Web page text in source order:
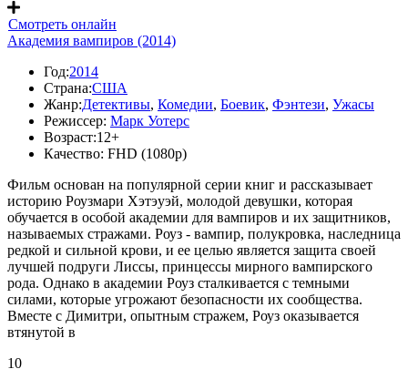
Смотреть онлайн
Академия вампиров (2014)
Год:2014
Страна:США
Жанр:Детективы, Комедии, Боевик, Фэнтези, Ужасы
Режиссер: Марк Уотерс
Возраст:12+
Качество: FHD (1080p)
Фильм основан на популярной серии книг и рассказывает
историю Роузмари Хэтэуэй, молодой девушки, которая
обучается в особой академии для вампиров и их защитников,
называемых стражами. Роуз - вампир, полукровка, наследница
редкой и сильной крови, и ее целью является защита своей
лучшей подруги Лиссы, принцессы мирного вампирского
рода. Однако в академии Роуз сталкивается с темными
силами, которые угрожают безопасности их сообщества.
Вместе с Димитри, опытным стражем, Роуз оказывается
втянутой в
10